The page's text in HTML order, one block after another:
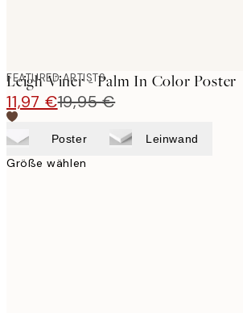
FEATURED ARTISTS
Leigh Viner - Palm In Color Poster
11,97 €19,95 €
Poster Leinwand
Größe wählen